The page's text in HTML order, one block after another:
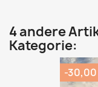
4 andere
Kategorie:
-